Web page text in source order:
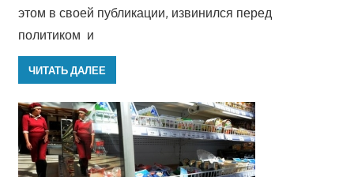
этом в своей публикации, извинился перед
политиком и
ЧИТАТЬ ДАЛЕЕ